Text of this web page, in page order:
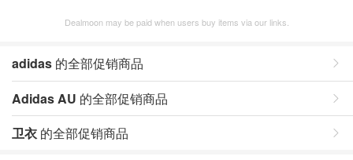
Dealmoon may be paid when users buy items via our links.
adidas 的全部促销商品
Adidas AU 的全部促销商品
卫衣 的全部促销商品